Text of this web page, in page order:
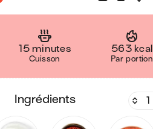
15 minutes
Cuisson
563 kcal
Par portion
ingrédients